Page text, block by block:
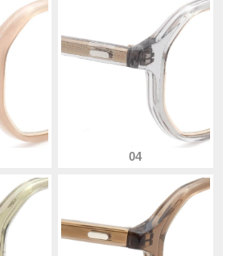
04